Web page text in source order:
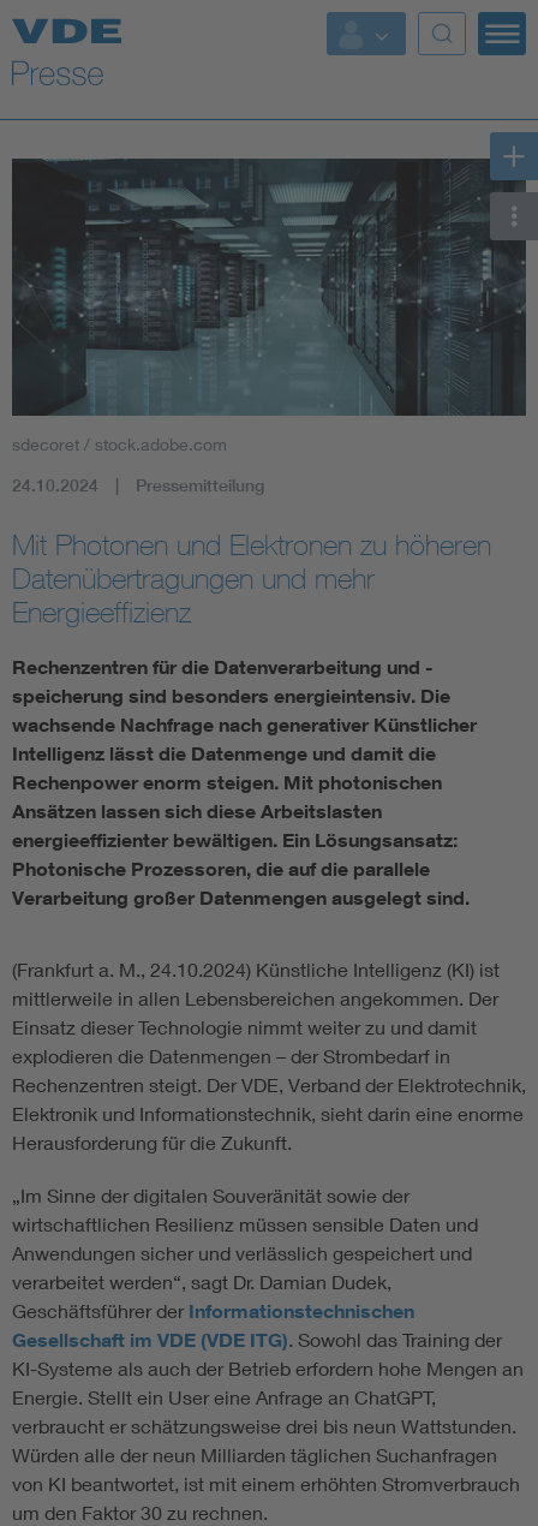
Top Themen
Fokusthemen
Energy
AI & Digital Trust
Health
Mobility
Assisted Living
Energy efficiency
Energy storage
Functional safety
sdecoret / stock.adobe.com
24.10.2024 Pressemitteilung
Mit Photonen und Elektronen zu höheren
Datenübertragungen und mehr
Energieeffizienz
Rechenzentren für die Datenverarbeitung und -
speicherung sind besonders energieintensiv. Die
wachsende Nachfrage nach generativer Künstlicher
Intelligenz lässt die Datenmenge und damit die
Rechenpower enorm steigen. Mit photonischen
Ansätzen lassen sich diese Arbeitslasten
energieeffizienter bewältigen. Ein Lösungsansatz:
Photonische Prozessoren, die auf die parallele
Verarbeitung großer Datenmengen ausgelegt sind.
(Frankfurt a. M., 24.10.2024) Künstliche Intelligenz (KI) ist
mittlerweile in allen Lebensbereichen angekommen. Der
Einsatz dieser Technologie nimmt weiter zu und damit
explodieren die Datenmengen – der Strombedarf in
Rechenzentren steigt. Der VDE, Verband der Elektrotechnik,
Elektronik und Informationstechnik, sieht darin eine enorme
Herausforderung für die Zukunft.
„Im Sinne der digitalen Souveränität sowie der
wirtschaftlichen Resilienz müssen sensible Daten und
Anwendungen sicher und verlässlich gespeichert und
verarbeitet werden“, sagt Dr. Damian Dudek,
Geschäftsführer der Informationstechnischen
Gesellschaft im VDE (VDE ITG). Sowohl das Training der
KI-Systeme als auch der Betrieb erfordern hohe Mengen an
Energie. Stellt ein User eine Anfrage an ChatGPT,
verbraucht er schätzungsweise drei bis neun Wattstunden.
Würden alle der neun Milliarden täglichen Suchanfragen
von KI beantwortet, ist mit einem erhöhten Stromverbrauch
um den Faktor 30 zu rechnen.